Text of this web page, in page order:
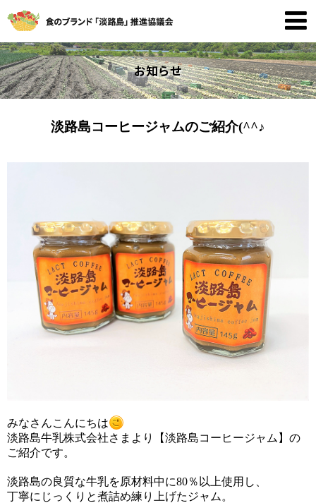
お知らせ
淡路島コーヒージャムのご紹介(^^♪
みなさんこんにちは
淡路島牛乳株式会社さまより【淡路島コーヒージャム】の
ご紹介です。
淡路島の良質な牛乳を原材料中に80％以上使用し、
丁寧にじっくりと煮詰め練り上げたジャム。